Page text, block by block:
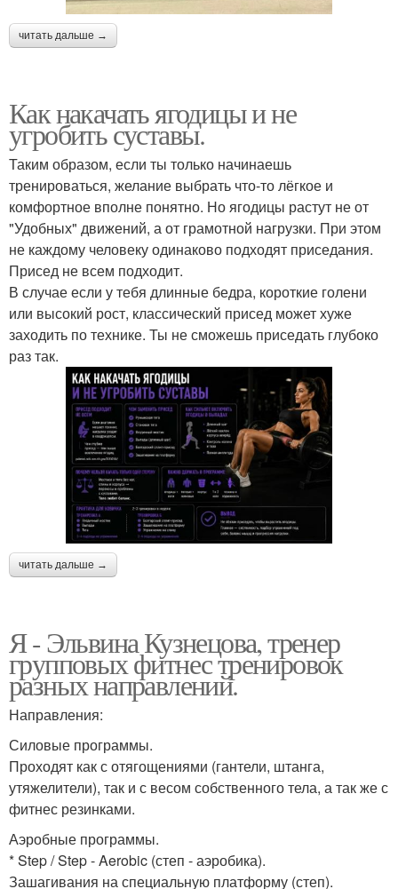
читать дальше →
Как накачать ягодицы и не
угробить суставы.
Таким образом, если ты только начинаешь
тренироваться, желание выбрать что-то лёгкое и
комфортное вполне понятно. Но ягодицы растут не от
"Удобных" движений, а от грамотной нагрузки. При этом
не каждому человеку одинаково подходят приседания.
Присед не всем подходит.
В случае если у тебя длинные бедра, короткие голени
или высокий рост, классический присед может хуже
заходить по технике. Ты не сможешь приседать глубоко
раз так.
читать дальше →
Я - Эльвина Кузнецова, тренер
групповых фитнес тренировок
разных направлений.
Направления:
Силовые программы.
Проходят как с отягощениями (гантели, штанга,
утяжелители), так и с весом собственного тела, а так же с
фитнес резинками.
Аэробные программы.
* Step / Step - Aerobic (степ - аэробика).
Зашагивания на специальную платформу (степ).